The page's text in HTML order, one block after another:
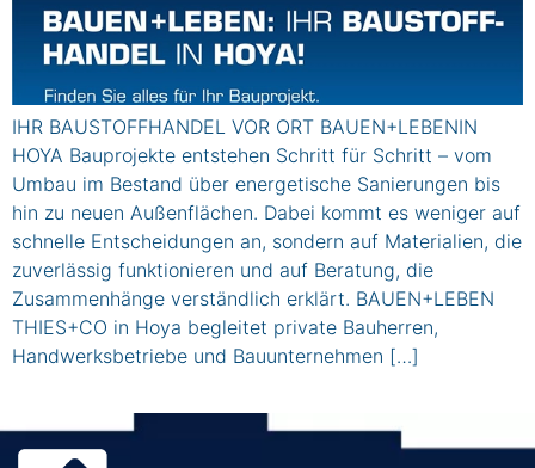
IHR BAUSTOFFHANDEL VOR ORT BAUEN+LEBENIN
HOYA Bauprojekte entstehen Schritt für Schritt – vom
Umbau im Bestand über energetische Sanierungen bis
hin zu neuen Außenflächen. Dabei kommt es weniger auf
schnelle Entscheidungen an, sondern auf Materialien, die
zuverlässig funktionieren und auf Beratung, die
Zusammenhänge verständlich erklärt. BAUEN+LEBEN
THIES+CO in Hoya begleitet private Bauherren,
Handwerksbetriebe und Bauunternehmen […]